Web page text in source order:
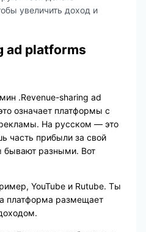
увеличить доход и
ad platforms
.Revenue-sharing ad
означает платформы с
На русском — это
часть прибыли за свой
бывают разными. Вот
YouTube и Rutube. Ты
платформа размещает